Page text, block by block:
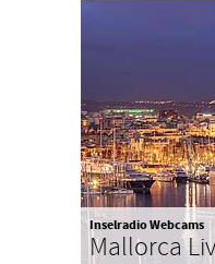
Inselradio Webcams
Mallorca